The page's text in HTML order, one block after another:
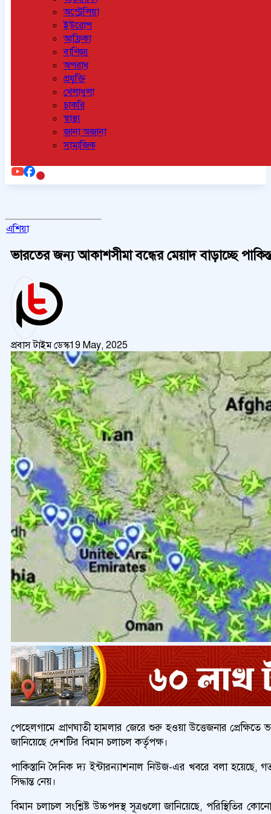
অস্ট্রেলিয়া
ইউরোপ
আফ্রিকা
বাণিজ্য
অপরাধ
প্রযুক্তি
খেলাধুলা
চাকরি
স্বাস্থ্য
জানা অজানা
সামাজিক
এশিয়া
ভারতের জন্য আকাশসীমা বন্ধের মেয়াদ বাড়াচ্ছে
প্রবাস টাইম ডেস্ক19 May, 2025
পেহেলগামে প্রাণঘাতী হামলার জেরে শুরু হওয়া উত্তেজনার
জানিয়েছে দেশটির বিমান চলাচল কর্তৃপক্ষ।
পাকিস্তানি দৈনিক দ্য ইন্টারন্যাশনাল নিউজ-এর খবরে বলা
সিদ্ধান্ত নেয়।
বিমান চলাচল সংশ্লিষ্ট উচ্চপদস্থ সূত্রগুলো জানিয়েছে, পরিস্থিতির